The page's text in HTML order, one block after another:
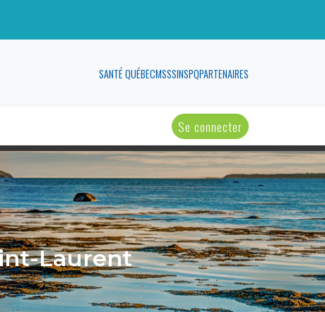
SANTÉ QUÉBECMSSSINSPQPARTENAIRES
Se connecter
Laurent